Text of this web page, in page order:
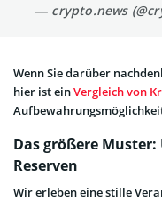
— crypto.news
Wenn Sie darüber
hier ist einVergleich von
Das größere
Reserven
Wir erleben eine stille